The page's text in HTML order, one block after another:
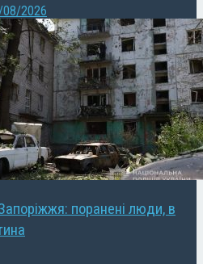
08/2026
поранені люди, в